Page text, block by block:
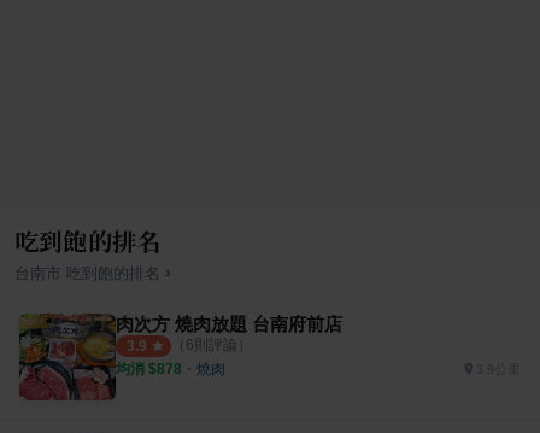
吃到飽的排名
台南市 吃到飽的排名 ›
肉次方 燒肉放題 台南府前店
3.9 （ 6則評論）
均消 $878 ・ 燒肉